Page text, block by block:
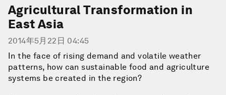
Agricultural Transformation in
East Asia
2014年5月22日 04:45
In the face of rising demand and volatile weather
patterns, how can sustainable food and agriculture
systems be created in the region?